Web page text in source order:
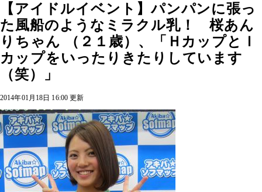
【アイドルイベント】パンパンに張っ
た風船のようなミラクル乳！ 桜あん
りちゃん （２１歳）、「ＨカップとＩ
カップをいったりきたりしています
（笑）」
2014年01月18日 16:00 更新